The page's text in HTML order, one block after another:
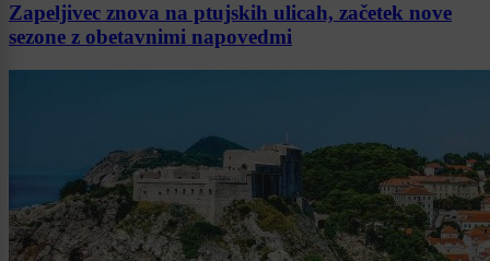
Zapeljivec znova na ptujskih ulicah, začetek nove
sezone z obetavnimi napovedmi